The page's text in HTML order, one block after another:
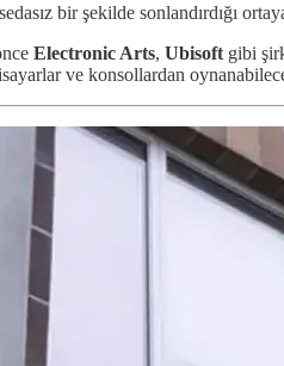
bir şekilde sonlandırdığı
Electronic Arts, Ubisoft gibi
ve konsollardan